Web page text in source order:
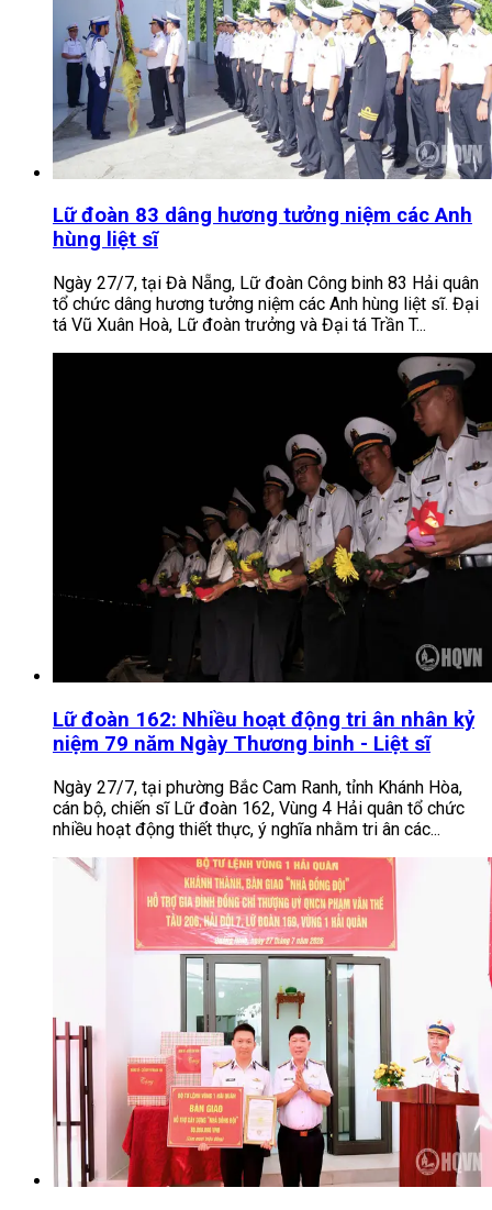
Lữ đoàn 83 dâng hương tưởng niệm các Anh
hùng liệt sĩ
Ngày 27/7, tại Đà Nẵng, Lữ đoàn Công binh 83 Hải quân
tổ chức dâng hương tưởng niệm các Anh hùng liệt sĩ. Đại
tá Vũ Xuân Hoà, Lữ đoàn trưởng và Đại tá Trần T...
Lữ đoàn 162: Nhiều hoạt động tri ân nhân kỷ
niệm 79 năm Ngày Thương binh - Liệt sĩ
Ngày 27/7, tại phường Bắc Cam Ranh, tỉnh Khánh Hòa,
cán bộ, chiến sĩ Lữ đoàn 162, Vùng 4 Hải quân tổ chức
nhiều hoạt động thiết thực, ý nghĩa nhằm tri ân các...